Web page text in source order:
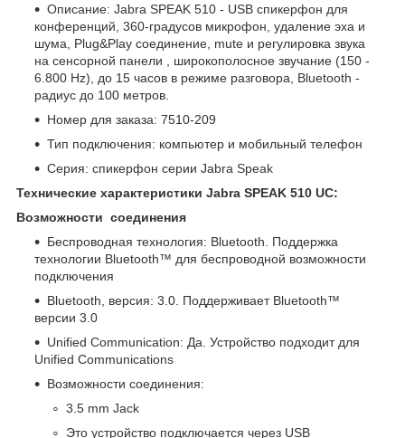
Описание: Jabra SPEAK 510 - USB спикерфон для
конференций, 360-градусов микрофон, удаление эха и
шума, Plug&Play соединение, mute и регулировка звука
на сенсорной панели , широкополосное звучание (150 -
6.800 Hz), до 15 часов в режиме разговора, Bluetooth -
радиус до 100 метров.
Номер для заказа: 7510-209
Тип подключения: компьютер и мобильный телефон
Серия: спикерфон серии Jabra Speak
Технические характеристики Jabra SPEAK 510 UC:
Возможности соединения
Беспроводная технология: Bluetooth. Поддержка
технологии Bluetooth™ для беспроводной возможности
подключения
Bluetooth, версия: 3.0. Поддерживает Bluetooth™
версии 3.0
Unified Communication: Да. Устройство подходит для
Unified Communications
Возможности соединения:
3.5 mm Jack
Это устройство подключается через USB